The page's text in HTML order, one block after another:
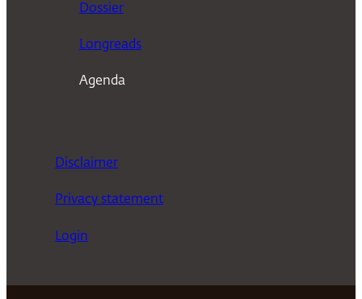
Dossier
Longreads
Agenda
Disclaimer
Privacy statement
Login